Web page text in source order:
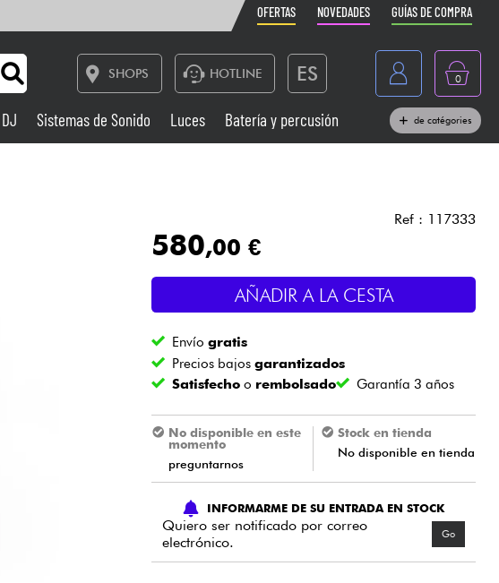
OFERTAS NOVEDADES GUÍAS DE COMPRA
SHOPS HOTLINE ES
France
Belgique
Nederland
0
Sistemas de Sonido
Vientos
Cables & Acces.
DJ Sistemas de Sonido Luces Batería y percusión de catégories
Ref : 117333
580,00 €
AÑADIR A LA CESTA
Envíogratis
Precios bajosgarantizados
Satisfecho o rembolsado Garantía 3 años
No disponible en este
momento
preguntarnos
Stock en tienda
No disponible en tienda
INFORMARME DE SU ENTRADA EN STOCK
Quiero ser notificado por correo
electrónico.
Go